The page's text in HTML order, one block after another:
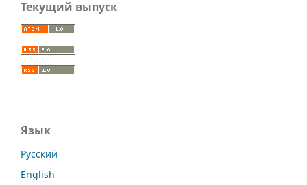
Текущий выпуск
Язык
Русский
English